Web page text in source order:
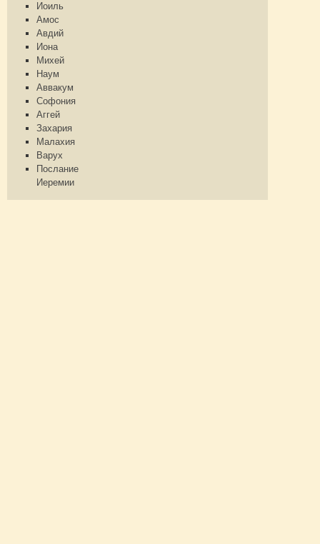
Иоиль
Амос
Авдий
Иона
Михей
Наум
Аввакум
Софония
Аггей
Захария
Малахия
Варух
Послание
Иеремии